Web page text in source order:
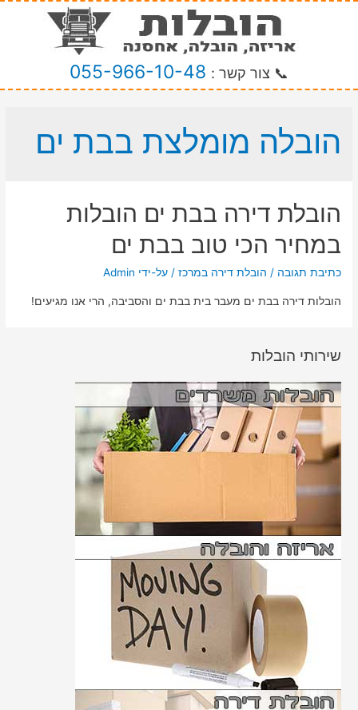
📞 צור קשר : 055-966-10-48
הובלה מומלצת בבת ים
הובלת דירה בבת ים הובלות
במחיר הכי טוב בבת ים
כתיבת תגובה / הובלת דירה במרכז / על-ידי Admin
הובלות דירה בבת ים מעבר בית בבת ים והסביבה, הרי אנו מגיעים!
שירותי הובלות